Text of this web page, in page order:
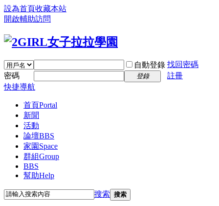
設為首頁收藏本站
開啟輔助訪問
自動登錄 找回密碼
密碼
登錄
註冊
快捷導航
首頁Portal
新聞
活動
論壇BBS
家園 Space
群組Group
BBS
幫助Help
搜索 搜索